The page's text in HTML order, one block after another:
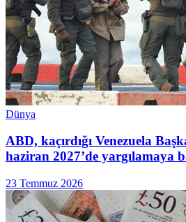
Dünya
ABD, kaçırdığı Venezuela
haziran 2027’de yargılamaya
23 Temmuz 2026